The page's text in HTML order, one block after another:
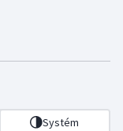
Systém